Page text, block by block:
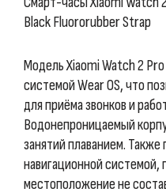
Black Fluororubber Strap
Модель Xiaomi Watch 2
системой Wear OS, что
для приёма звонков и
Водонепроницаемый
занятий плаванием.
навигационной
местоположение не